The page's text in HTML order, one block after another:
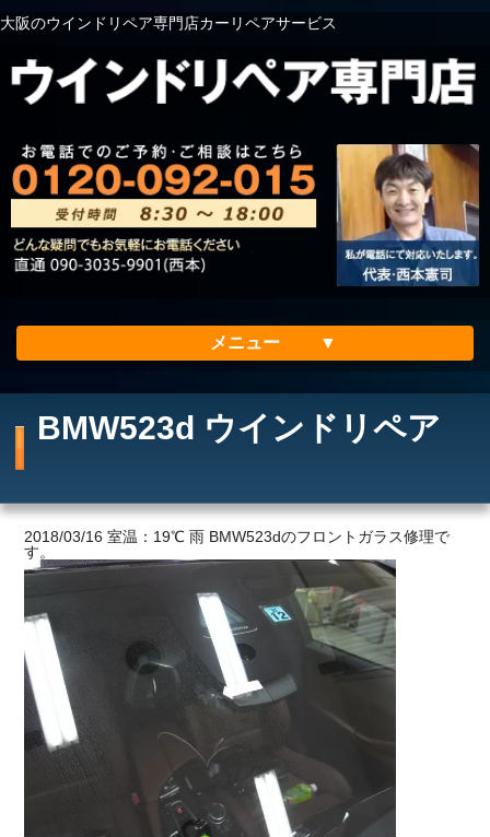
大阪のウインドリペア専門店カーリペアサービス
メニュー
会社案内
ご利用の流れ
BMW523d ウインドリペア
2018/03/16 室温：19℃ 雨 BMW523dのフロントガラス修理で
す。